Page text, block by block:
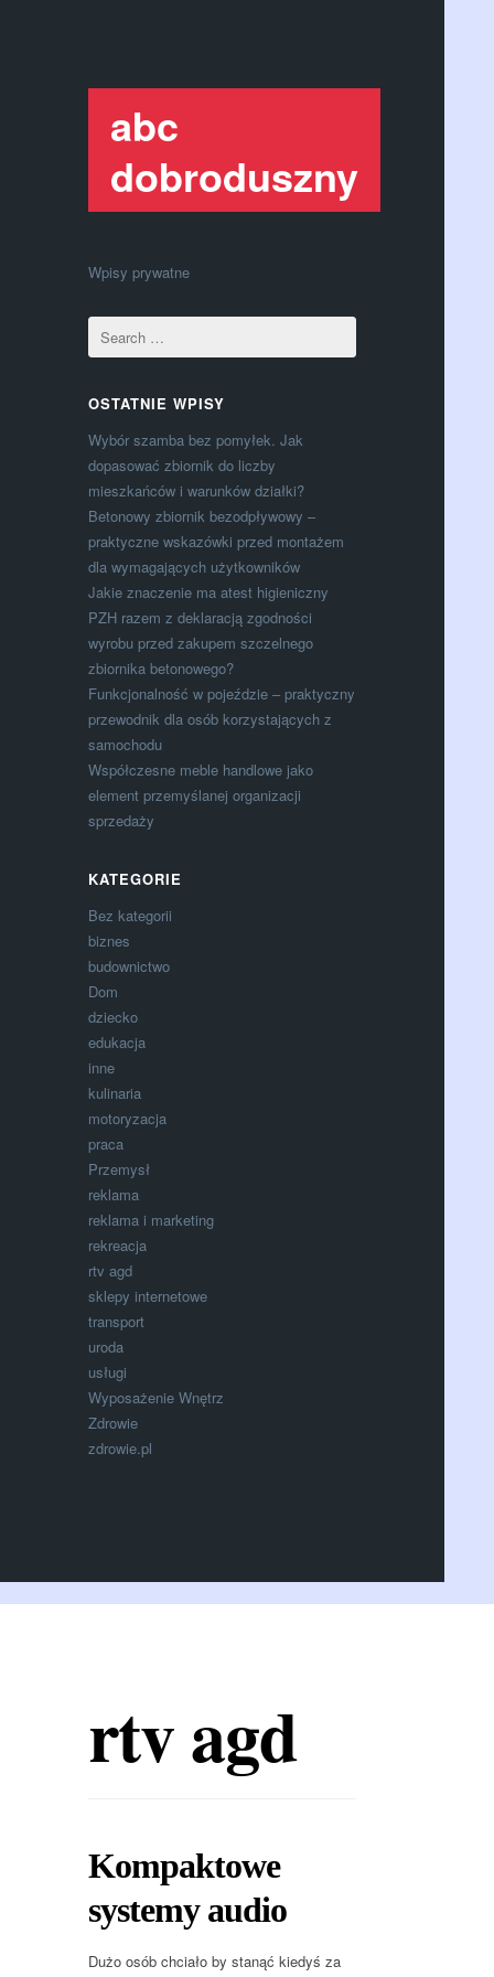
abc
dobroduszny
Wpisy prywatne
OSTATNIE WPISY
Wybór szamba bez pomyłek. Jak
dopasować zbiornik do liczby
mieszkańców i warunków działki?
Betonowy zbiornik bezodpływowy –
praktyczne wskazówki przed montażem
dla wymagających użytkowników
Jakie znaczenie ma atest higieniczny
PZH razem z deklaracją zgodności
wyrobu przed zakupem szczelnego
zbiornika betonowego?
Funkcjonalność w pojeździe – praktyczny
przewodnik dla osób korzystających z
samochodu
Współczesne meble handlowe jako
element przemyślanej organizacji
sprzedaży
KATEGORIE
Bez kategorii
biznes
budownictwo
Dom
dziecko
edukacja
inne
kulinaria
motoryzacja
praca
Przemysł
reklama
reklama i marketing
rekreacja
rtv agd
sklepy internetowe
transport
uroda
usługi
Wyposażenie Wnętrz
Zdrowie
zdrowie.pl
rtv agd
Kompaktowe
systemy audio
Dużo osób chciało by stanąć kiedyś za